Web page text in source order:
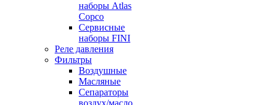
наборы Atlas
Copco
Сервисные
наборы FINI
Реле давления
Фильтры
Воздушные
Масляные
Сепараторы
воздух/масло